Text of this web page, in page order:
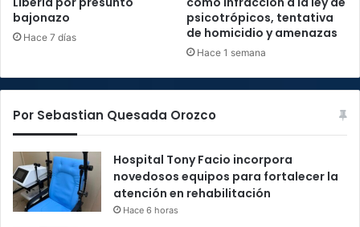
bajonazo
Hace 7 días
psicotrópicos, tentativa
de homicidio y amenazas
Hace 1 semana
Por Sebastian Quesada Orozco
Hospital Tony Facio incorpora
novedosos equipos para fortalecer la
atención en rehabilitación
Hace 6 horas